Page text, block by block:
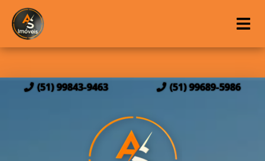
(51) 99843-9463 (51) 99689-5986